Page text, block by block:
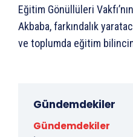
Eğitim Gönüllüleri
Akbaba, farkındalık
ve toplumda eğitim
Gündemdekiler
Gündemdekiler